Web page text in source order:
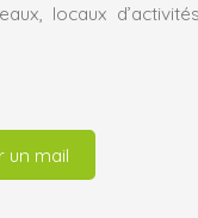
locaux
un mail